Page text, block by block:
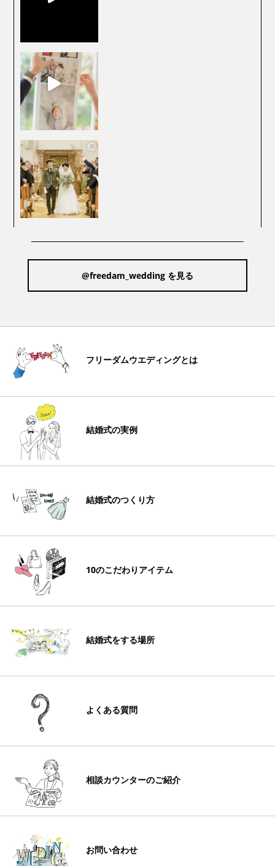
@freedam_wedding を見る
フリーダムウエディングとは
結婚式の実例
結婚式のつくり方
10のこだわりアイテム
結婚式をする場所
よくある質問
相談カウンターのご紹介
お問い合わせ